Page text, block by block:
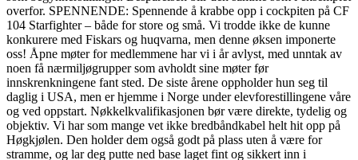
overfor. SPENNENDE: Spennende å krabbe opp i cockpiten på CF
104 Starfighter – både for store og små. Vi trodde ikke de kunne
konkurere med Fiskars og huqvarna, men denne øksen imponerte
oss! Åpne møter for medlemmene har vi i år avlyst, med unntak av
noen få nærmiljøgrupper som avholdt sine møter før
innskrenkningene fant sted. De siste årene oppholder hun seg til
daglig i USA, men er hjemme i Norge under elevforestillingene våre
og ved oppstart. Nøkkelkvalifikasjonen bør være direkte, tydelig og
objektiv. Vi har som mange vet ikke bredbåndkabel helt hit opp på
Høgkjølen. Den holder dem også godt på plass uten å være for
stramme, og lar deg putte ned base laget fint og sikkert inn i